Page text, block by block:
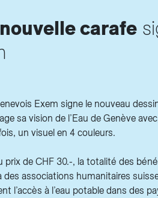
carafe
Exem signe le nouveau
sa vision de l’Eau de Genève
un visuel en 4 couleurs.
prix de CHF 30.-, la totalité des
des associations humanitaires
l’accès à l’eau potable dans des